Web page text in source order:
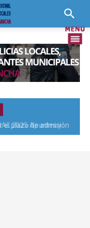
2025 Apuntes y